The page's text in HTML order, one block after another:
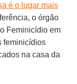
é o lugar mais
o órgão
Feminicídio em
feminicídios
na casa da